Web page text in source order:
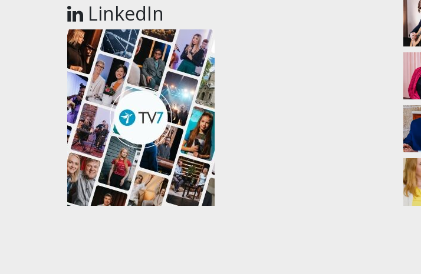
LinkedIn